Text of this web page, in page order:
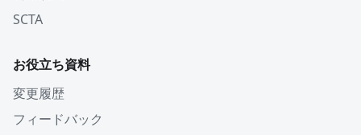
SCTA
お役立ち資料
変更履歴
フィードバック